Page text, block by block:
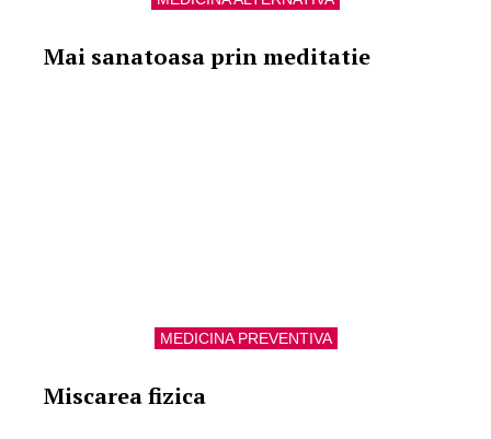
Mai sanatoasa prin meditatie
MEDICINA PREVENTIVA
Miscarea fizica